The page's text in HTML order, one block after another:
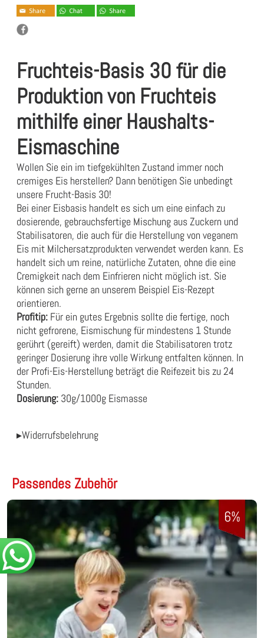
Fruchteis-Basis 30 für die
Produktion von Fruchteis
mithilfe einer Haushalts-
Eismaschine
Wollen Sie ein im tiefgekühlten Zustand immer noch
cremiges Eis herstellen? Dann benötigen Sie unbedingt
unsere Frucht-Basis 30!
Bei einer Eisbasis handelt es sich um eine einfach zu
dosierende, gebrauchsfertige Mischung aus Zuckern und
Stabilisatoren, die auch für die Herstellung von veganem
Eis mit Milchersatzprodukten verwendet werden kann. Es
handelt sich um reine, natürliche Zutaten, ohne die eine
Cremigkeit nach dem Einfrieren nicht möglich ist. Sie
können sich gerne an unserem Beispiel Eis-Rezept
orientieren.
Profitip: Für ein gutes Ergebnis sollte die fertige, noch
nicht gefrorene, Eismischung für mindestens 1 Stunde
gerührt (gereift) werden, damit die Stabilisatoren trotz
geringer Dosierung ihre volle Wirkung entfalten können. In
der Profi-Eis-Herstellung beträgt die Reifezeit bis zu 24
Stunden.
Dosierung: 30g/1000g Eismasse
▸Widerrufsbelehrung
Passendes Zubehör
6%